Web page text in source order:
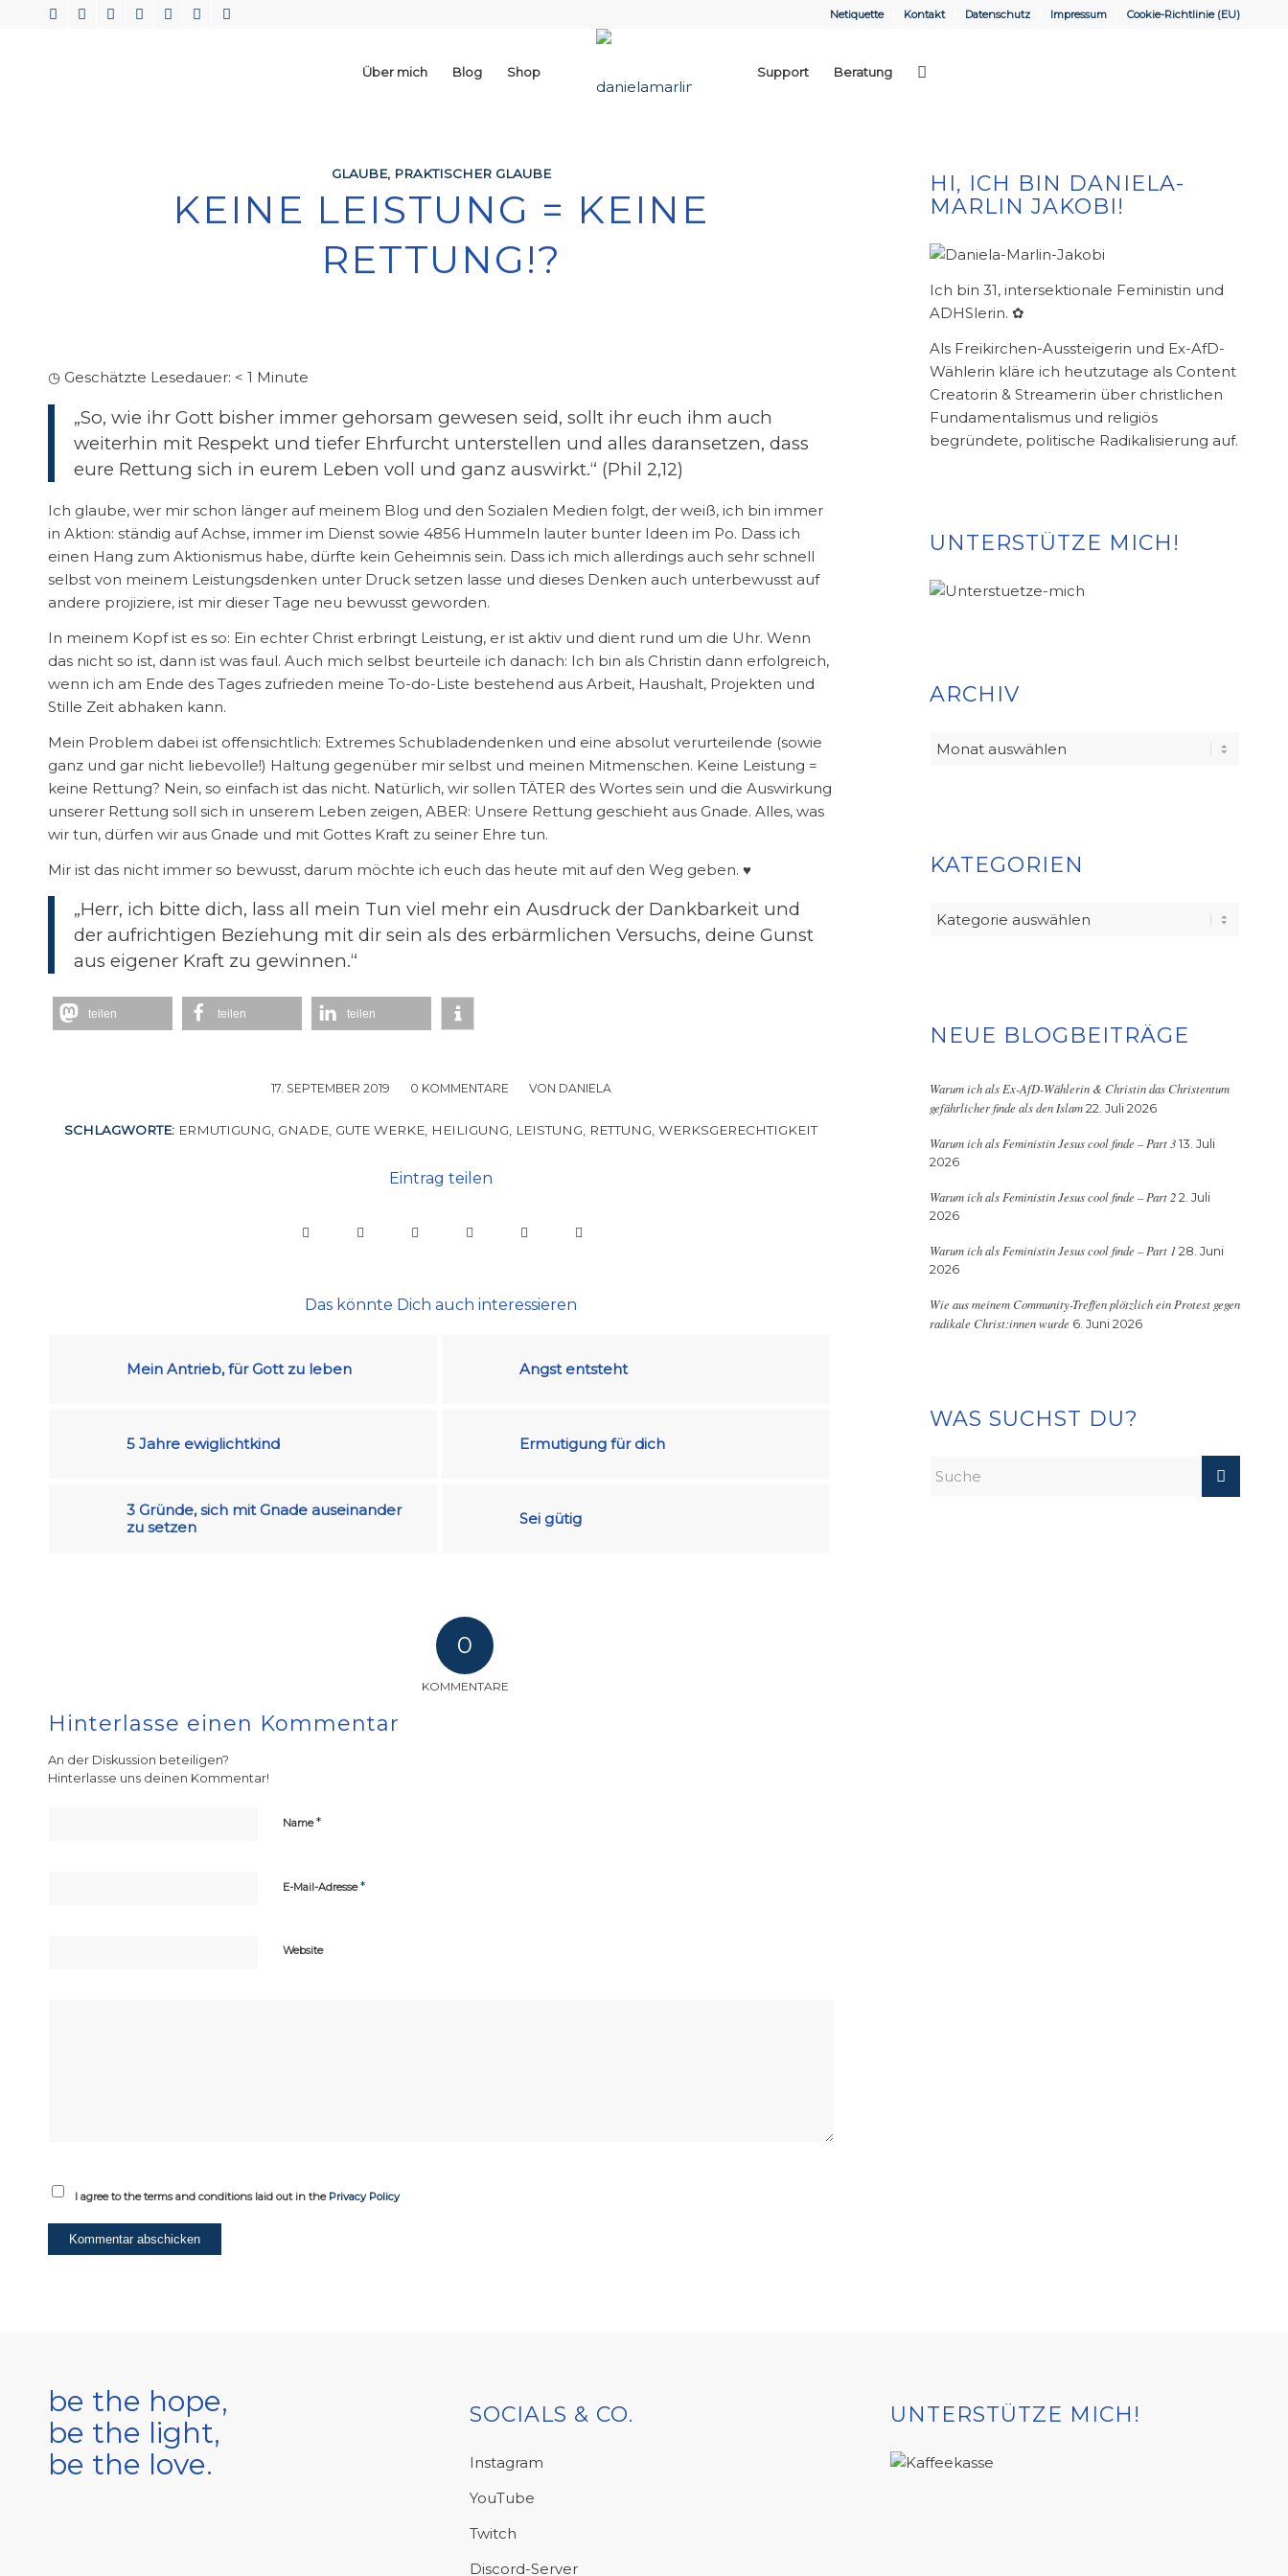
Netiquette Kontakt Datenschutz Impressum Cookie-Richtlinie (EU)
Über mich Blog Shop Support Beratung
GLAUBE, PRAKTISCHER GLAUBE
KEINE LEISTUNG = KEINE
RETTUNG!?
◷ Geschätzte Lesedauer: < 1 Minute
„So, wie ihr Gott bisher immer gehorsam gewesen seid, sollt ihr euch ihm auch
weiterhin mit Respekt und tiefer Ehrfurcht unterstellen und alles daransetzen, dass
eure Rettung sich in eurem Leben voll und ganz auswirkt.“ (Phil 2,12)
Ich glaube, wer mir schon länger auf meinem Blog und den Sozialen Medien folgt, der weiß, ich bin immer
in Aktion: ständig auf Achse, immer im Dienst sowie 4856 Hummeln lauter bunter Ideen im Po. Dass ich
einen Hang zum Aktionismus habe, dürfte kein Geheimnis sein. Dass ich mich allerdings auch sehr schnell
selbst von meinem Leistungsdenken unter Druck setzen lasse und dieses Denken auch unterbewusst auf
andere projiziere, ist mir dieser Tage neu bewusst geworden.
In meinem Kopf ist es so: Ein echter Christ erbringt Leistung, er ist aktiv und dient rund um die Uhr. Wenn
das nicht so ist, dann ist was faul. Auch mich selbst beurteile ich danach: Ich bin als Christin dann erfolgreich,
wenn ich am Ende des Tages zufrieden meine To-do-Liste bestehend aus Arbeit, Haushalt, Projekten und
Stille Zeit abhaken kann.
Mein Problem dabei ist offensichtlich: Extremes Schubladendenken und eine absolut verurteilende (sowie
ganz und gar nicht liebevolle!) Haltung gegenüber mir selbst und meinen Mitmenschen. Keine Leistung =
keine Rettung? Nein, so einfach ist das nicht. Natürlich, wir sollen TÄTER des Wortes sein und die Auswirkung
unserer Rettung soll sich in unserem Leben zeigen, ABER: Unsere Rettung geschieht aus Gnade. Alles, was
wir tun, dürfen wir aus Gnade und mit Gottes Kraft zu seiner Ehre tun.
Mir ist das nicht immer so bewusst, darum möchte ich euch das heute mit auf den Weg geben. ♥
„Herr, ich bitte dich, lass all mein Tun viel mehr ein Ausdruck der Dankbarkeit und
der aufrichtigen Beziehung mit dir sein als des erbärmlichen Versuchs, deine Gunst
aus eigener Kraft zu gewinnen.“
teilen teilen teilen
17. SEPTEMBER 2019
/ 0 KOMMENTARE
/ VON DANIELA
SCHLAGWORTE: ERMUTIGUNG GNADE GUTE WERKE HEILIGUNG LEISTUNG RETTUNG ,WERKSGERECHTIGKEIT
Eintrag teilen
Das könnte Dich auch interessieren
Mein Antrieb, für Gott zu leben Angst entsteht
5 Jahre ewiglichtkind Ermutigung für dich
3 Gründe, sich mit Gnade auseinander
zu setzen
Sei gütig
0
KOMMENTARE
Hinterlasse einen Kommentar
An der Diskussion beteiligen?
Hinterlasse uns deinen Kommentar!
Name*
E-Mail-Adresse*
Website
I agree to the terms and conditions laid out in the Privacy Policy
HI, ICH BIN DANIELA-
MARLIN JAKOBI!
Ich bin 31, intersektionale Feministin und
ADHSlerin. ✿
Als Freikirchen-Aussteigerin und Ex-AfD-
Wählerin kläre ich heutzutage als Content
Creatorin & Streamerin über christlichen
Fundamentalismus und religiös
begründete, politische Radikalisierung auf.
UNTERSTÜTZE MICH!
ARCHIV
KATEGORIEN
Kategorien
NEUE BLOGBEITRÄGE
Warum ich als Ex-AfD-Wählerin & Christin das Christentum
gefährlicher finde als den Islam 22. Juli 2026
Warum ich als Feministin Jesus cool finde – Part 3 13. Juli
2026
Warum ich als Feministin Jesus cool finde – Part 2 2. Juli
2026
Warum ich als Feministin Jesus cool finde – Part 1 28. Juni
2026
Wie aus meinem Community-Treffen plötzlich ein Protest gegen
radikale Christ:innen wurde 6. Juni 2026
WAS SUCHST DU?
be the hope,
be the light,
be the love.
SOCIALS & CO.
Instagram
YouTube
Twitch
Discord-Server
UNTERSTÜTZE MICH!